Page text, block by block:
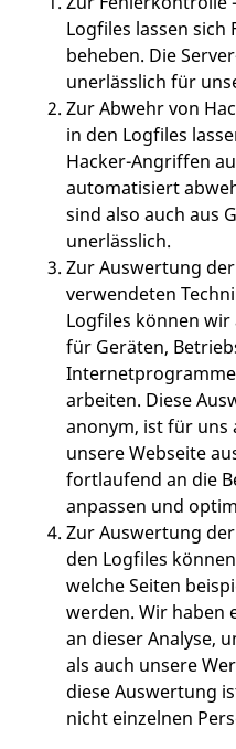
Logfiles lassen
beheben. Die
unerlässlich für
Zur Abwehr von
in den Logfiles
Hacker-Angriffen
automatisiert
sind also auch aus
unerlässlich.
Zur Auswertung
verwendeten
Logfiles können
für Geräten,
arbeiten. Diese
anonym, ist für
unsere Webseite
fortlaufend an die
anpassen und
Zur Auswertung
den Logfiles
welche Seiten
werden. Wir haben
an dieser Analyse,
als auch unsere
diese Auswertung
nicht einzelnen